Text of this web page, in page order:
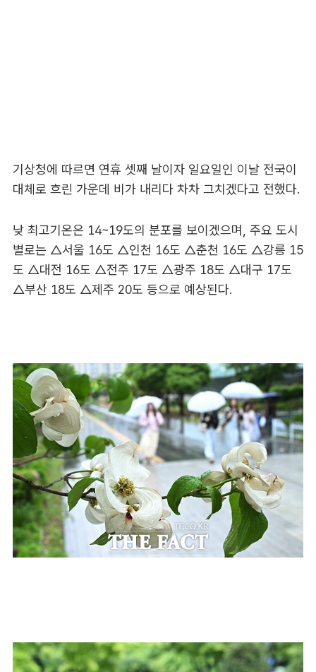
기상청에 따르면 연휴 셋째 날이자 일요일인 이날 전국이
대체로 흐린 가운데 비가 내리다 차차 그치겠다고 전했다.
낮 최고기온은 14~19도의 분포를 보이겠으며, 주요 도시
별로는 △서울 16도 △인천 16도 △춘천 16도 △강릉 15
도 △대전 16도 △전주 17도 △광주 18도 △대구 17도
△부산 18도 △제주 20도 등으로 예상된다.